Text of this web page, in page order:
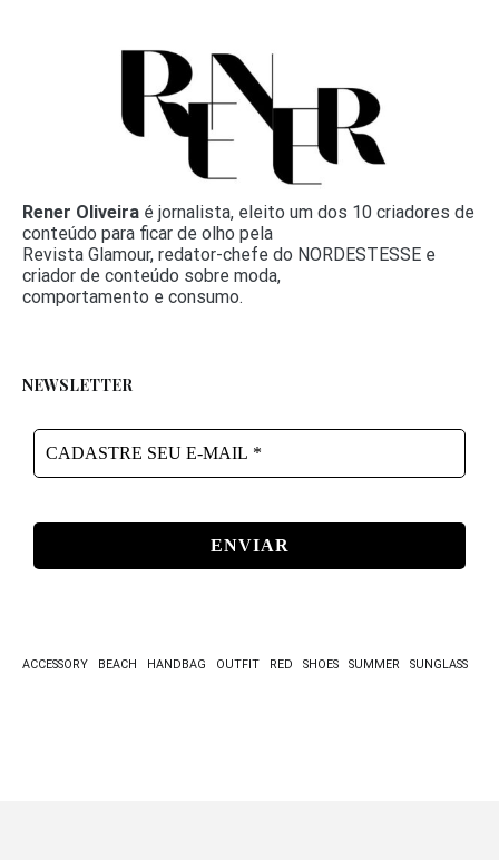
Rener Oliveira é jornalista, eleito um dos 10 criadores de
conteúdo para ficar de olho pela
Revista Glamour, redator-chefe do NORDESTESSE e
criador de conteúdo sobre moda,
comportamento e consumo.
NEWSLETTER
CADASTRE
SEU
*
ACCESSORY BEACH HANDBAG OUTFIT RED SHOES SUMMER SUNGLASS